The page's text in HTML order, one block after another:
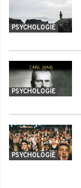
PSYCHOLOGIE
PSYCHOLOGIE
PSYCHOLOGIE